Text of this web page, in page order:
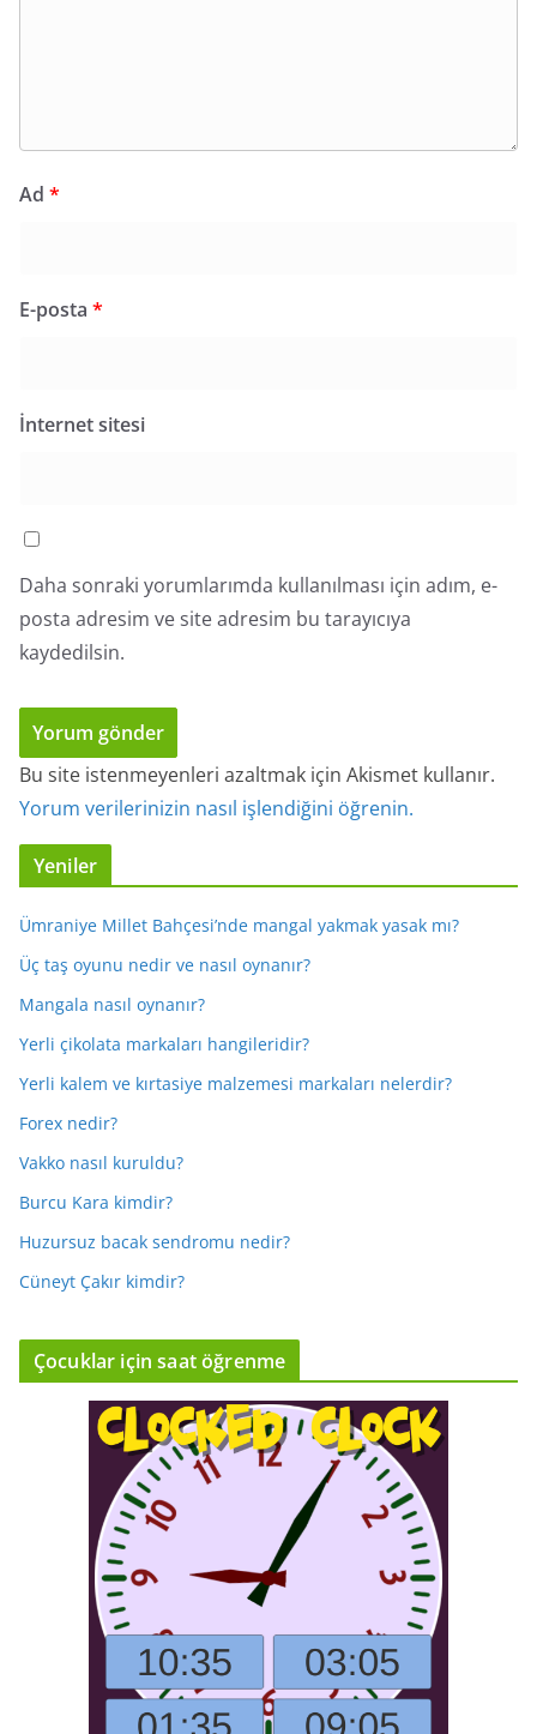
Ad *
E-posta *
İnternet sitesi
Daha sonraki yorumlarımda kullanılması için adım, e-
posta adresim ve site adresim bu tarayıcıya
kaydedilsin.
Bu site istenmeyenleri azaltmak için Akismet kullanır.
Yorum verilerinizin nasıl işlendiğini öğrenin.
Yeniler
Ümraniye Millet Bahçesi’nde mangal yakmak yasak mı?
Üç taş oyunu nedir ve nasıl oynanır?
Mangala nasıl oynanır?
Yerli çikolata markaları hangileridir?
Yerli kalem ve kırtasiye malzemesi markaları nelerdir?
Forex nedir?
Vakko nasıl kuruldu?
Burcu Kara kimdir?
Huzursuz bacak sendromu nedir?
Cüneyt Çakır kimdir?
Çocuklar için saat öğrenme